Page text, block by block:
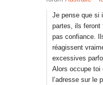
Je pense que si
partes, ils feront
pas confiance.
réagissent
excessives
Alors occupe toi
l’adresse sur le